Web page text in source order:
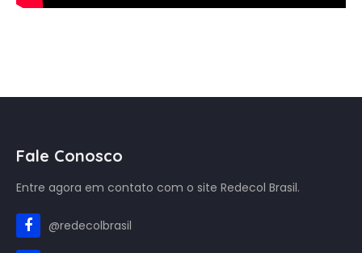
Fale Conosco
Entre agora em contato com o site Redecol Brasil.
@redecolbrasil